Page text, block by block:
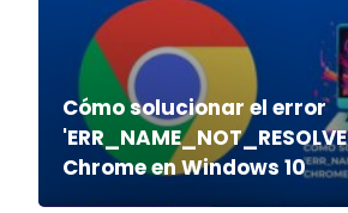
Cómo solucionar el error
Chrome en Windows 10